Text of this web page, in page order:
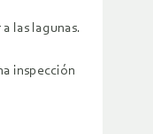
las lagunas.
inspección